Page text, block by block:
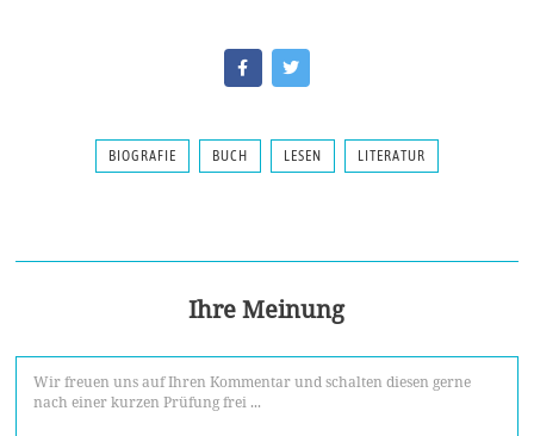
BIOGRAFIE BUCH LESEN LITERATUR
Ihre Meinung